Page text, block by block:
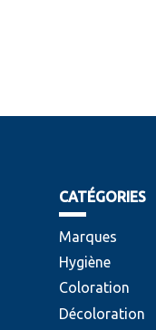
CATÉGORIES
Marques
Hygiène
Coloration
Décoloration